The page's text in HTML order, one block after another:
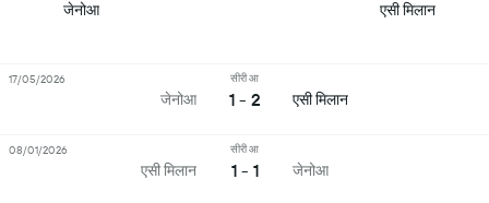
जेनोआ एसी मिलान
जेनोआ
सीरी आ
1 - 2 एसी मिलान
17/05/2026
एसी मिलान
सीरी आ
1 - 1 जेनोआ
08/01/2026